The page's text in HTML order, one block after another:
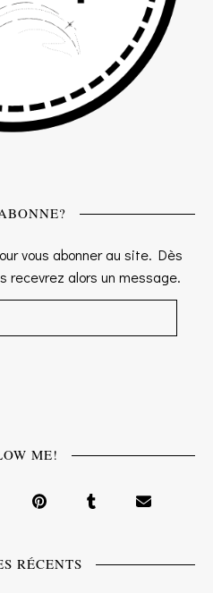
vous abonner au site. Dès
recevrez alors un message.
ME!
RÉCENTS